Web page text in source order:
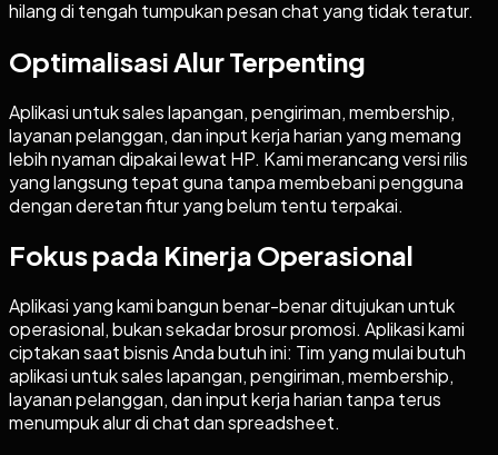
hilang di tengah tumpukan pesan chat yang tidak teratur.
Optimalisasi Alur Terpenting
Aplikasi untuk sales lapangan, pengiriman, membership,
layanan pelanggan, dan input kerja harian yang memang
lebih nyaman dipakai lewat HP. Kami merancang versi rilis
yang langsung tepat guna tanpa membebani pengguna
dengan deretan fitur yang belum tentu terpakai.
Fokus pada Kinerja Operasional
Aplikasi yang kami bangun benar-benar ditujukan untuk
operasional, bukan sekadar brosur promosi. Aplikasi kami
ciptakan saat bisnis Anda butuh ini: Tim yang mulai butuh
aplikasi untuk sales lapangan, pengiriman, membership,
layanan pelanggan, dan input kerja harian tanpa terus
menumpuk alur di chat dan spreadsheet.